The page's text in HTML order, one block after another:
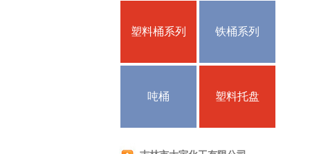
塑料桶系列 铁桶系列
吨桶 塑料托盘